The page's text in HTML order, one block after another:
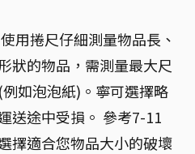
使用捲尺仔細測量物品長、
狀的物品，需測量最大尺
如泡泡紙)。寧可選擇略
送途中受損。 參考7-11
擇適合您物品大小的破壞